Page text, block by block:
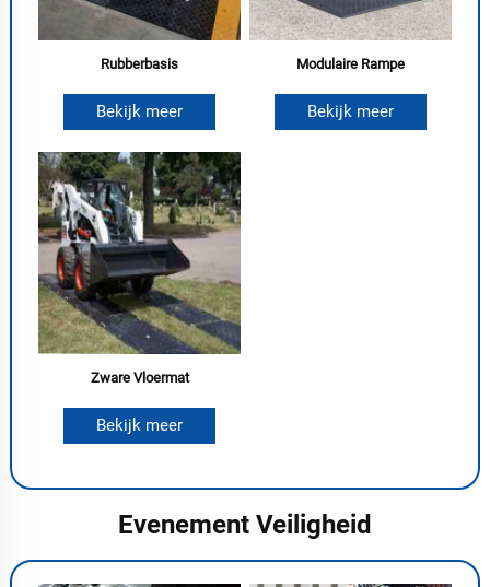
Rubberbasis
Bekijk meer
Modulaire Rampe
Bekijk meer
Zware Vloermat
Bekijk meer
Evenement Veiligheid